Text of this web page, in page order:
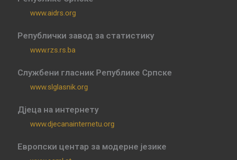
www.aidrs.org
Републички завод за статистику
www.rzs.rs.ba
Службени гласник Републике Српске
www.slglasnik.org
Дјеца на интернету
www.djecanainternetu.org
Европски центар за модерне језике